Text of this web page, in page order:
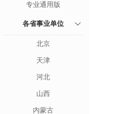
专业通用版
各省事业单位
北京
天津
河北
山西
内蒙古